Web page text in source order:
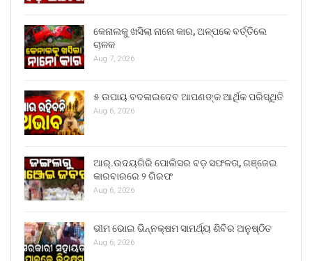
କେନାଲକୁ ଖସିଲା ନାନୋ କାର, ଅଳ୍ପକେ ବର୍ତ୍ତିଲେ
ଚାଳକ
Aug 7, 2026
୫ ଉପାୟ ବଦଳାଇଦେବ ଆପଣଙ୍କ ଆର୍ଥିକ ପରିସ୍ଥିତି
Aug 6, 2026
ଆର୍.ଉଦୟଗିରି ପୋଲିସର ବଡ଼ ସଫଳତା, ଗଞ୍ଜେଇ
କାରବାରରେ ୨ ଗିରଫ
Aug 6, 2026
ଭୀମ ଭୋଇ ଭିନ୍ନକ୍ଷମ ସାମର୍ଥ୍ୟ ଶିବିର ଅନୁଷ୍ଠିତ
Aug 6, 2026